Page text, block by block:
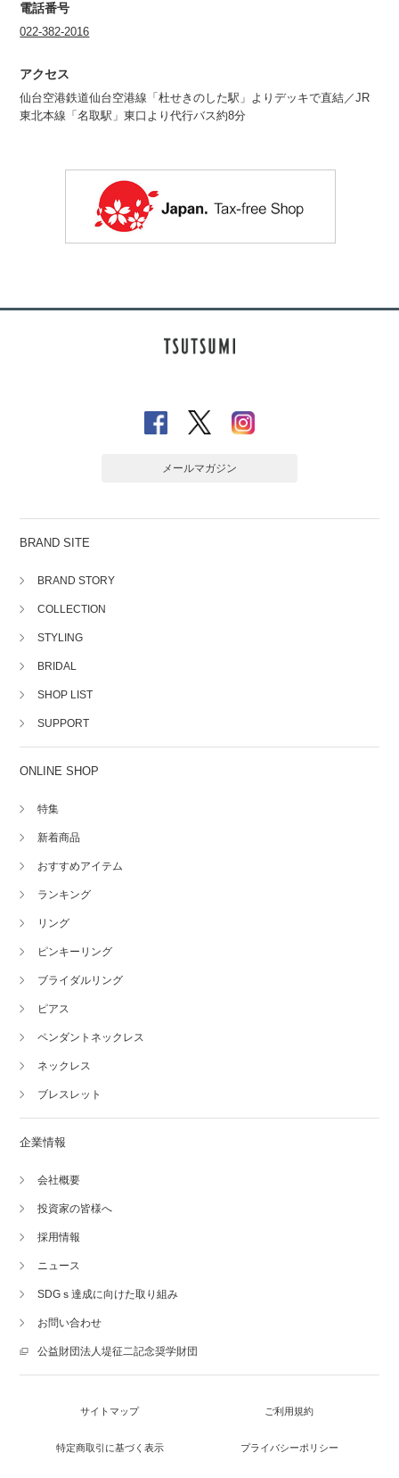
電話番号
022-382-2016
アクセス
仙台空港鉄道仙台空港線「杜せきのした駅」よりデッキで直結／JR
東北本線「名取駅」東口より代行バス約8分
メールマガジン
BRAND SITE
BRAND STORY
COLLECTION
STYLING
BRIDAL
SHOP LIST
SUPPORT
ONLINE SHOP
特集
新着商品
おすすめアイテム
ランキング
リング
ピンキーリング
ブライダルリング
ピアス
ペンダントネックレス
ネックレス
ブレスレット
企業情報
会社概要
投資家の皆様へ
採用情報
ニュース
SDGｓ達成に向けた取り組み
お問い合わせ
公益財団法人堤征二記念奨学財団
サイトマップ ご利用規約
特定商取引に基づく表示 プライバシーポリシー